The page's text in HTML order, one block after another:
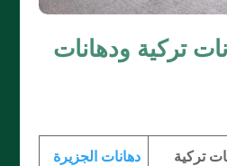
تركية ودهانات
تركية
دهانات الجزيرة